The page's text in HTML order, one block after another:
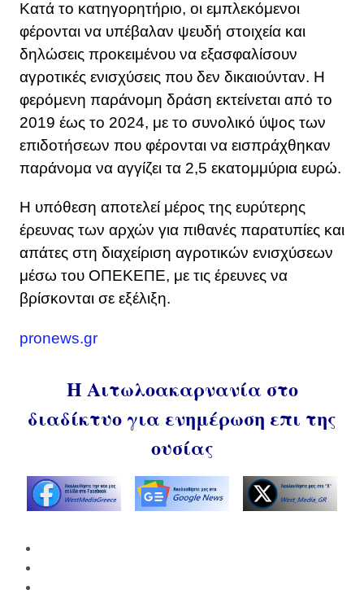
Κατά το κατηγορητήριο, οι εμπλεκόμενοι
φέρονται να υπέβαλαν ψευδή στοιχεία και
δηλώσεις προκειμένου να εξασφαλίσουν
αγροτικές ενισχύσεις που δεν δικαιούνταν. Η
φερόμενη παράνομη δράση εκτείνεται από το
2019 έως το 2024, με το συνολικό ύψος των
επιδοτήσεων που φέρονται να εισπράχθηκαν
παράνομα να αγγίζει τα 2,5 εκατομμύρια ευρώ.
Η υπόθεση αποτελεί μέρος της ευρύτερης
έρευνας των αρχών για πιθανές παρατυπίες και
απάτες στη διαχείριση αγροτικών ενισχύσεων
μέσω του ΟΠΕΚΕΠΕ, με τις έρευνες να
βρίσκονται σε εξέλιξη.
pronews.gr
Η Αιτωλοακαρνανία στο
διαδίκτυο για ενημέρωση επι της
ουσίας